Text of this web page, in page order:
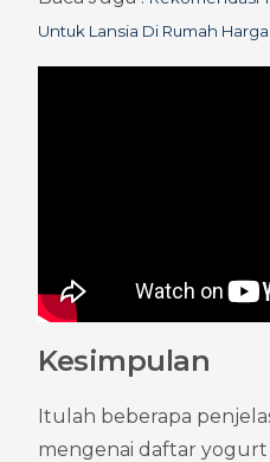
Untuk Lansia Di Rumah
Kesimpulan
Itulah beberapa
mengenai daftar